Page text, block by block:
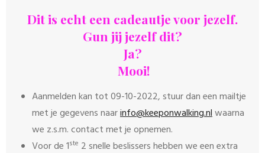
Dit is echt een cadeautje voor jezelf.
Gun jij jezelf dit?
Ja?
Mooi!
Aanmelden kan tot 09-10-2022, stuur dan een mailtje
met je gegevens naarinfo@keeponwalking.nlwaarna
we z.s.m. contact met je opnemen.
Voor de 1ste 2 snelle beslissers hebben we een extra